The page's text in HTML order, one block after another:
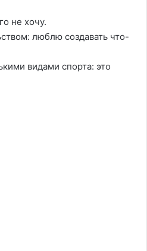
не хочу.
люблю создавать что-
видами спорта: это